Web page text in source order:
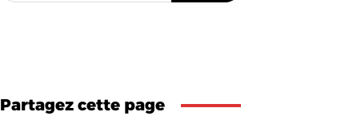
Partagez cette page